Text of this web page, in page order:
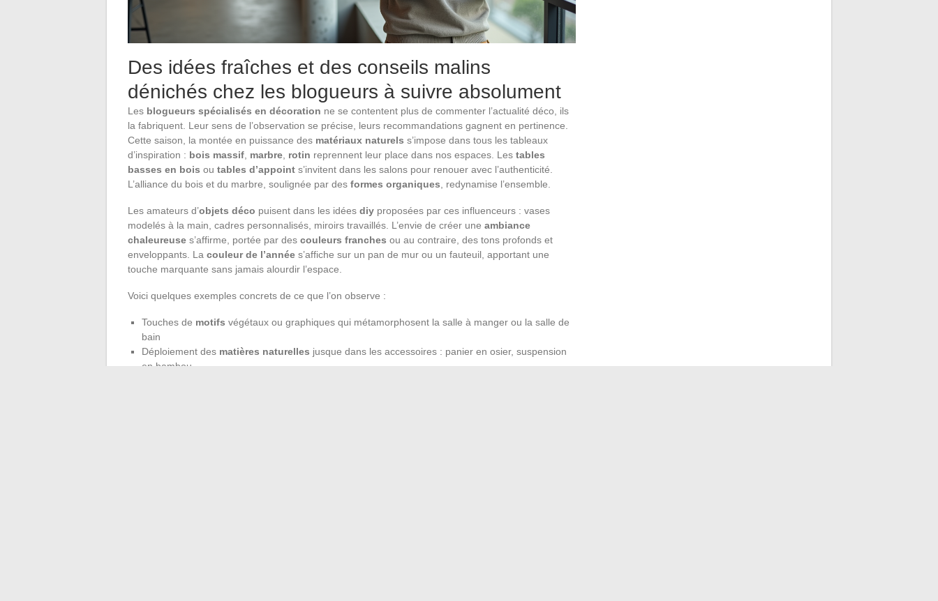
Des idées fraîches et des conseils malins
dénichés chez les blogueurs à suivre absolument
Les blogueurs spécialisés en décoration ne se contentent plus de commenter l’actualité déco, ils
la fabriquent. Leur sens de l’observation se précise, leurs recommandations gagnent en pertinence.
Cette saison, la montée en puissance des matériaux naturels s’impose dans tous les tableaux
d’inspiration : bois massif marbre rotin reprennent leur place dans nos espaces. Les tables
basses en bois ou tables d’appoint s’invitent dans les salons pour renouer avec l’authenticité.
L’alliance du bois et du marbre, soulignée par des formes organiques , redynamise l’ensemble.
Les amateurs d’objets déco puisent dans les idées diy proposées par ces influenceurs : vases
modelés à la main, cadres personnalisés, miroirs travaillés. L’envie de créer une ambiance
chaleureuse s’affirme, portée par des couleurs franches ou au contraire, des tons profonds et
enveloppants. La couleur de l’année s’affiche sur un pan de mur ou un fauteuil, apportant une
touche marquante sans jamais alourdir l’espace.
Voici quelques exemples concrets de ce que l’on observe :
Touches de motifs végétaux ou graphiques qui métamorphosent la salle à manger ou la salle de
bain
Déploiement des matières naturelles jusque dans les accessoires : panier en osier, suspension
en bambou